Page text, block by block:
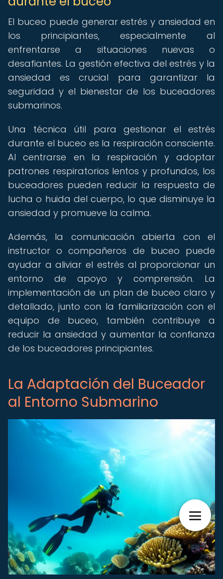
El buceo puede generar estrés y ansiedad en
los principiantes, especialmente al
enfrentarse a situaciones nuevas o
desafiantes. La gestión efectiva del estrés y la
ansiedad es crucial para garantizar la
seguridad y el bienestar de los buceadores
submarinos.
Una técnica útil para gestionar el estrés
durante el buceo es la respiración consciente.
Al centrarse en la respiración y adoptar
patrones respiratorios lentos y profundos, los
buceadores pueden reducir la respuesta de
lucha o huida del cuerpo, lo que disminuye la
ansiedad y promueve la calma.
Además, la comunicación abierta con el
instructor o compañeros de buceo puede
ayudar a aliviar el estrés al proporcionar un
entorno de apoyo y comprensión. La
implementación de un plan de buceo claro y
detallado, junto con la familiarización con el
equipo de buceo, también contribuye a
reducir la ansiedad y aumentar la confianza
de los buceadores principiantes.
La Adaptación del Buceador
al Entorno Submarino